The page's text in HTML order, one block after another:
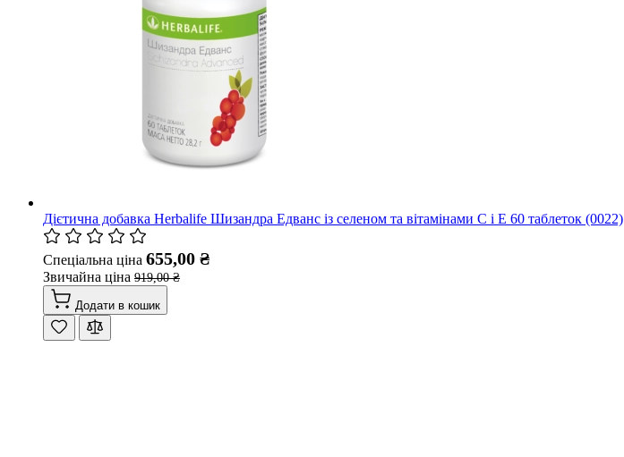
Дієтична добавка Herbalife Шизандра Едванс із селеном та вітамінами C і E 60 таблеток (0022)
Спеціальна ціна 655,00 ₴
Звичайна ціна 919,00 ₴
Додати в кошик